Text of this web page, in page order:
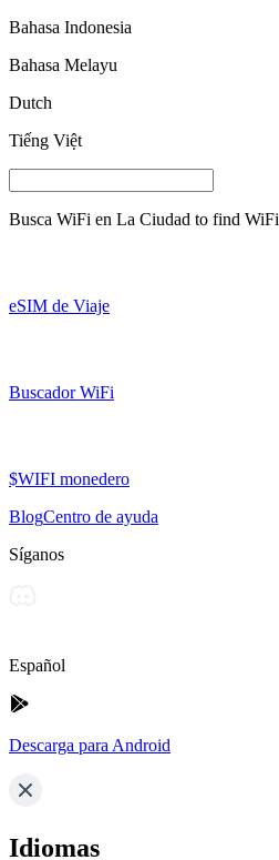
Bahasa Indonesia
Bahasa Melayu
Dutch
Tiếng Việt
Busca WiFi en La Ciudad to find WiFi
eSIM de Viaje
Buscador WiFi
$WIFI monedero
BlogCentro de ayuda
Síganos
Español
Descarga para Android
Idiomas